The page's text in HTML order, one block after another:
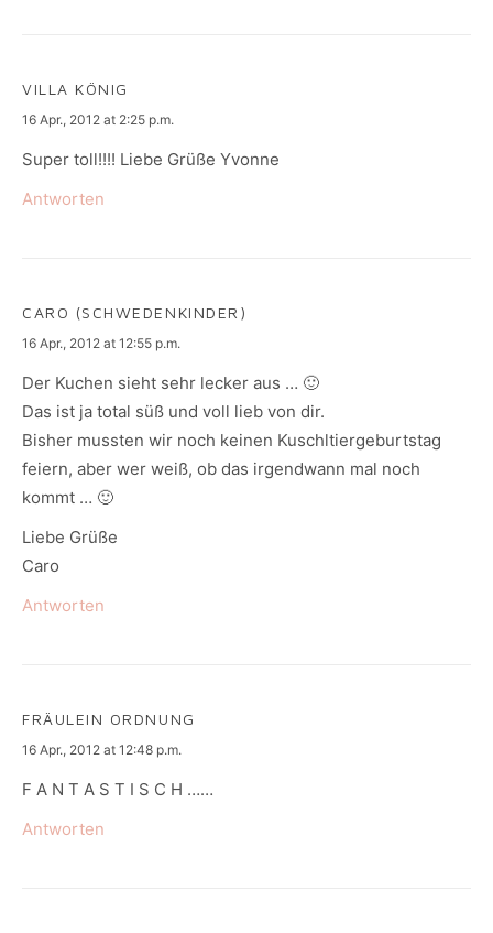
VILLA KÖNIG
says:
16 Apr., 2012 at 2:25 p.m.
Super toll!!!! Liebe Grüße Yvonne
Antworten
CARO (SCHWEDENKINDER)
says:
16 Apr., 2012 at 12:55 p.m.
Der Kuchen sieht sehr lecker aus … 🙂
Das ist ja total süß und voll lieb von dir.
Bisher mussten wir noch keinen Kuschltiergeburtstag
feiern, aber wer weiß, ob das irgendwann mal noch
kommt … 🙂
Liebe Grüße
Caro
Antworten
FRÄULEIN ORDNUNG
says:
16 Apr., 2012 at 12:48 p.m.
F A N T A S T I S C H ……
Antworten